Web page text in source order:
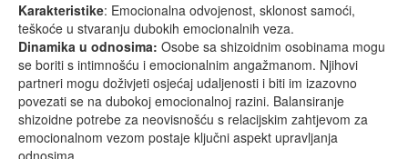
Karakteristike: Emocionalna odvojenost, sklonost samoći,
teškoće u stvaranju dubokih emocionalnih veza.
Dinamika u odnosima: Osobe sa shizoidnim osobinama mogu
se boriti s intimnošću i emocionalnim angažmanom. Njihovi
partneri mogu doživjeti osjećaj udaljenosti i biti im izazovno
povezati se na dubokoj emocionalnoj razini. Balansiranje
shizoidne potrebe za neovisnošću s relacijskim zahtjevom za
emocionalnom vezom postaje ključni aspekt upravljanja